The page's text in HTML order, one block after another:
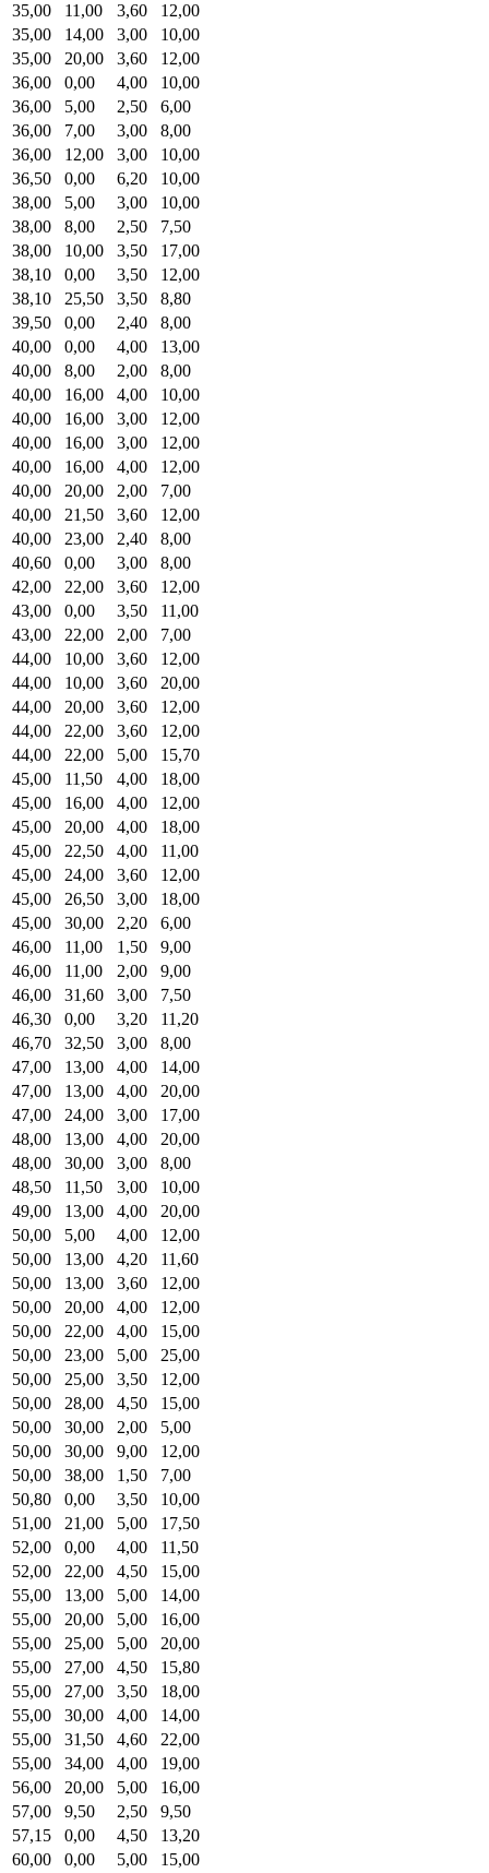
35,00
11,00 3,60
12,00
35,00
14,00 3,00
10,00
35,00
20,00 3,60
12,00
36,00
0,00 4,00
10,00
36,00
5,00 2,50
6,00
36,00
7,00 3,00
8,00
36,00
12,00 3,00
10,00
36,50
0,00 6,20
10,00
38,00
5,00 3,00
10,00
38,00
8,00 2,50
7,50
38,00
10,00 3,50
17,00
38,10
0,00 3,50
12,00
38,10
25,50 3,50
8,80
39,50
0,00 2,40
8,00
40,00
0,00 4,00
13,00
40,00
8,00 2,00
8,00
40,00
16,00 4,00
10,00
40,00
16,00 3,00
12,00
40,00
16,00 3,00
12,00
40,00
16,00 4,00
12,00
40,00
20,00 2,00
7,00
40,00
21,50 3,60
12,00
40,00
23,00 2,40
8,00
40,60
0,00 3,00
8,00
42,00
22,00 3,60
12,00
43,00
0,00 3,50
11,00
43,00
22,00 2,00
7,00
44,00
10,00 3,60
12,00
44,00
10,00 3,60
20,00
44,00
20,00 3,60
12,00
44,00
22,00 3,60
12,00
44,00
22,00 5,00
15,70
45,00
11,50 4,00
18,00
45,00
16,00 4,00
12,00
45,00
20,00 4,00
18,00
45,00
22,50 4,00
11,00
45,00
24,00 3,60
12,00
45,00
26,50 3,00
18,00
45,00
30,00 2,20
6,00
46,00
11,00 1,50
9,00
46,00
11,00 2,00
9,00
46,00
31,60 3,00
7,50
46,30
0,00 3,20
11,20
46,70
32,50 3,00
8,00
47,00
13,00 4,00
14,00
47,00
13,00 4,00
20,00
47,00
24,00 3,00
17,00
48,00
13,00 4,00
20,00
48,00
30,00 3,00
8,00
48,50
11,50 3,00
10,00
49,00
13,00 4,00
20,00
50,00
5,00 4,00
12,00
50,00
13,00 4,20
11,60
50,00
13,00 3,60
12,00
50,00
20,00 4,00
12,00
50,00
22,00 4,00
15,00
50,00
23,00 5,00
25,00
50,00
25,00 3,50
12,00
50,00
28,00 4,50
15,00
50,00
30,00 2,00
5,00
50,00
30,00 9,00
12,00
50,00
38,00 1,50
7,00
50,80
0,00 3,50
10,00
51,00
21,00 5,00
17,50
52,00
0,00 4,00
11,50
52,00
22,00 4,50
15,00
55,00
13,00 5,00
14,00
55,00
20,00 5,00
16,00
55,00
25,00 5,00
20,00
55,00
27,00 4,50
15,80
55,00
27,00 3,50
18,00
55,00
30,00 4,00
14,00
55,00
31,50 4,60
22,00
55,00
34,00 4,00
19,00
56,00
20,00 5,00
16,00
57,00
9,50 2,50
9,50
57,15
0,00 4,50
13,20
60,00
0,00 5,00 15,00